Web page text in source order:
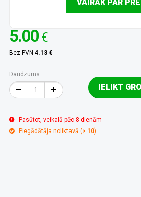
VAIRĀK PAR
5.00 €
Bez PVN 4.13 €
Daudzums
IELIKT
Pasūtot, veikalā pēc 8 dienām
Piegādātāja noliktavā (> 10)